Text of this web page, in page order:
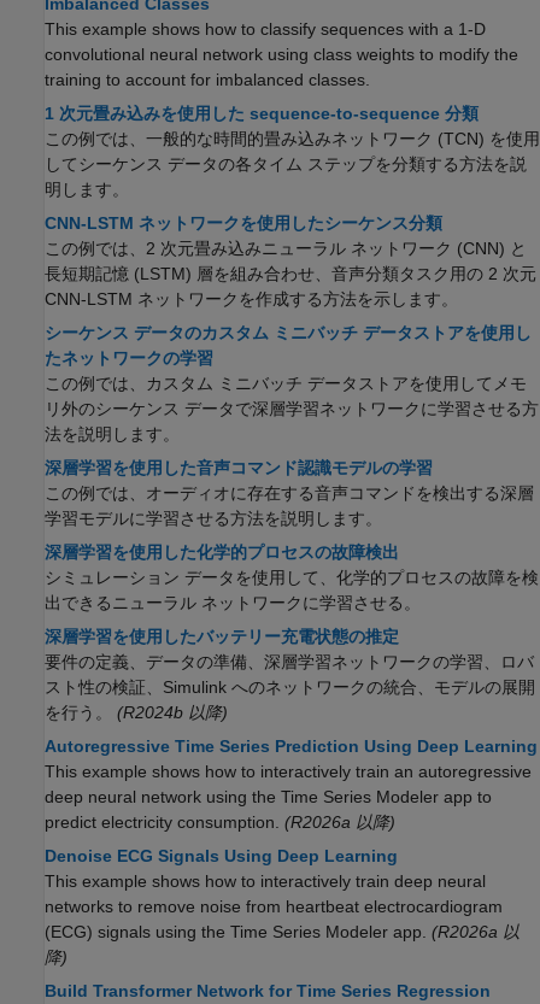
This example shows how to classify sequences with a 1-D
convolutional neural network using class weights to modify the
training to account for imbalanced classes.
1 次元畳み込みを使用した sequence-to-sequence 分類
この例では、一般的な時間的畳み込みネットワーク (TCN) を使用
してシーケンス データの各タイム ステップを分類する方法を説
明します。
CNN-LSTM ネットワークを使用したシーケンス分類
この例では、2 次元畳み込みニューラル ネットワーク (CNN) と
長短期記憶 (LSTM) 層を組み合わせ、音声分類タスク用の 2 次元
CNN-LSTM ネットワークを作成する方法を示します。
シーケンス データのカスタム ミニバッチ データストアを使用し
たネットワークの学習
この例では、カスタム ミニバッチ データストアを使用してメモ
リ外のシーケンス データで深層学習ネットワークに学習させる方
法を説明します。
深層学習を使用した音声コマンド認識モデルの学習
この例では、オーディオに存在する音声コマンドを検出する深層
学習モデルに学習させる方法を説明します。
深層学習を使用した化学的プロセスの故障検出
シミュレーション データを使用して、化学的プロセスの故障を検
出できるニューラル ネットワークに学習させる。
深層学習を使用したバッテリー充電状態の推定
要件の定義、データの準備、深層学習ネットワークの学習、ロバ
スト性の検証、Simulink へのネットワークの統合、モデルの展開
を行う。
(R2024b 以降)
Autoregressive Time Series Prediction Using Deep Learning
This example shows how to interactively train an autoregressive
deep neural network using the Time Series Modeler app to
predict electricity consumption. (R2026a 以降)
Denoise ECG Signals Using Deep Learning
This example shows how to interactively train deep neural
networks to remove noise from heartbeat electrocardiogram
(ECG) signals using the Time Series Modeler app. (R2026a 以
降)
Build Transformer Network for Time Series Regression